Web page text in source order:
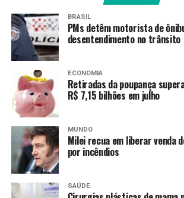
“Ambas designações representam um
ao compromisso destas cidades com o
do futebol sul-americano e abrirão as
comunidades locais e os clubes
Conmebol, em nota oficial.
Fonte:Agência Brasil
BRASIL
PMs detêm motorista de
desentendimento no trânsito
ECONOMIA
Retiradas da poupança
R$ 7,15 bilhões em julho
MUNDO
Milei recua em liberar venda
por incêndios
SAÚDE